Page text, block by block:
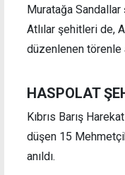
Muratağa Sandallar
Atlılar şehitleri de,
düzenlenen törenle
HASPOLAT
Kıbrıs Barış
düşen 15
anıldı.